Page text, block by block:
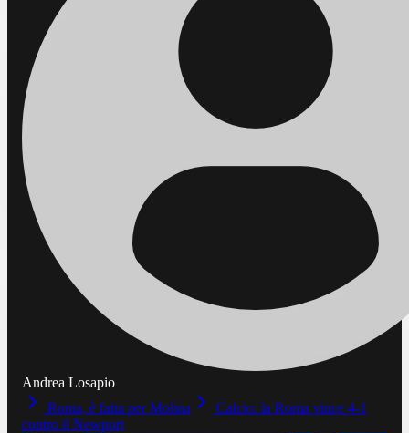
Andrea Losapio
Roma, è fatta per Molina
Calcio: la Roma vince 4-1
contro il Newport